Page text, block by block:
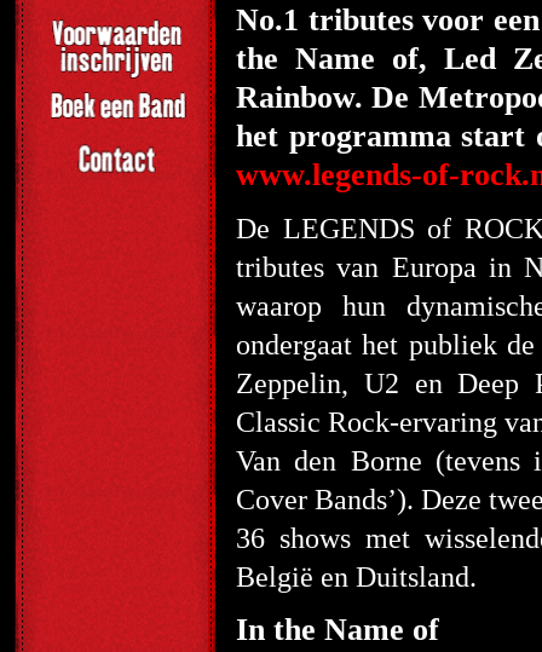
No.1 tributes voor
the Name of, Led
Rainbow. De
het programma start
www.legends-of-
De LEGENDS of
tributes van Europa in
waarop hun
ondergaat het publiek
Zeppelin, U2 en Deep
Classic Rock-ervaring
Van den Borne (tevens
Cover Bands’). Deze
36 shows met
België en Duitsland.
In the Name of